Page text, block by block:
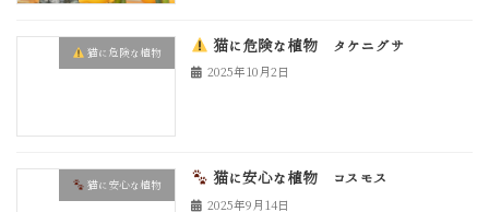
猫に危険な植物 猫に危険な植物 タケニグサ
2025年10月2日
猫に安心な植物 猫に安心な植物 コスモス
2025年9月14日